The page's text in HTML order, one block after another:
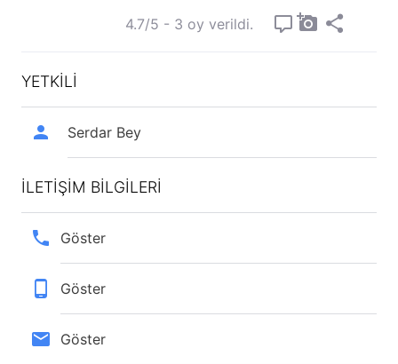
4.7/5 - 3 oy verildi.
YETKİLİ
Serdar Bey
İLETİŞİM BİLGİLERİ
Göster
Göster
Göster